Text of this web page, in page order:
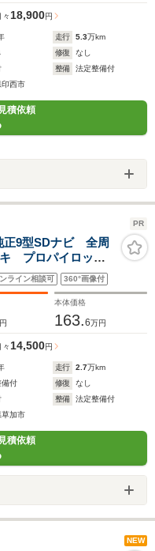
々18,900円
走行 5.3万km
修復
なし
整備
法定整備付
印西市
積依頼
PR
9型SDナビ 全周
プロパイロッ
レール デジタル
LEDヘッド
ライン相談可 360°画像付
本体価格
163.6万円
々14,500円
走行 2.7万km
備付 修復
なし
整備
法定整備付
草加市
積依頼
NEW